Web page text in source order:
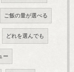
ご飯の量が選べる
どれを選んでも
ー